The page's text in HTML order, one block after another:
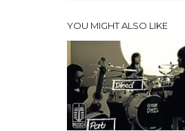
YOU MIGHT ALSO LIKE